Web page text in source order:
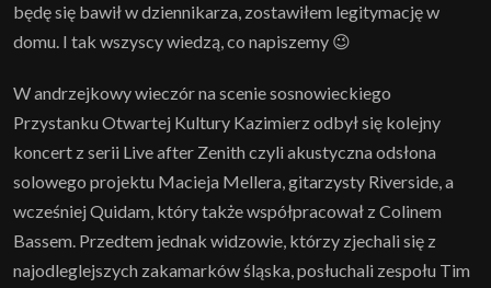
będę się bawił w dziennikarza, zostawiłem legitymację w
domu. I tak wszyscy wiedzą, co napiszemy 😉
W andrzejkowy wieczór na scenie sosnowieckiego
Przystanku Otwartej Kultury Kazimierz odbył się kolejny
koncert z serii Live after Zenith czyli akustyczna odsłona
solowego projektu Macieja Mellera, gitarzysty Riverside, a
wcześniej Quidam, który także współpracował z Colinem
Bassem. Przedtem jednak widzowie, którzy zjechali się z
najodleglejszych zakamarków śląska, posłuchali zespołu Tim